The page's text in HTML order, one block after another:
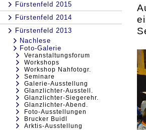
Fürstenfeld 2015
Fürstenfeld 2014
Fürstenfeld 2013
Nachlese
Foto-Galerie
Veranstaltungsforum
Workshops
Workshop Nahfotogr.
Seminare
Galerie-Ausstellung
Glanzlichter-Ausstell.
Glanzlichter-Siegerehr.
Glanzlichter-Abend.
Foto-Ausstellungen
Brucker Buidl
Arktis-Ausstellung